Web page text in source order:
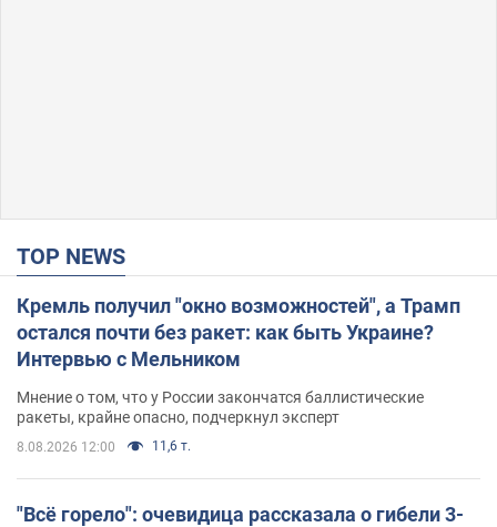
TOP NEWS
Кремль получил "окно возможностей", а Трамп
остался почти без ракет: как быть Украине?
Интервью с Мельником
Мнение о том, что у России закончатся баллистические
ракеты, крайне опасно, подчеркнул эксперт
8.08.2026 12:00 11,6 т.
"Всё горело": очевидица рассказала о гибели 3-